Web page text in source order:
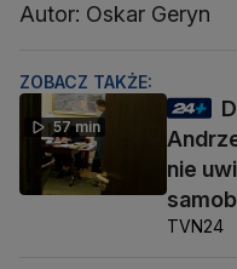
Autor: Oskar Geryn
ZOBACZ TAKŻE:
57 min
nie
TVN24